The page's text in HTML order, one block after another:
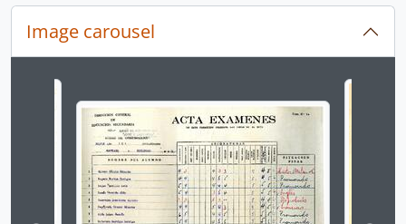
Image carousel
Changing the current slide of this carousel will